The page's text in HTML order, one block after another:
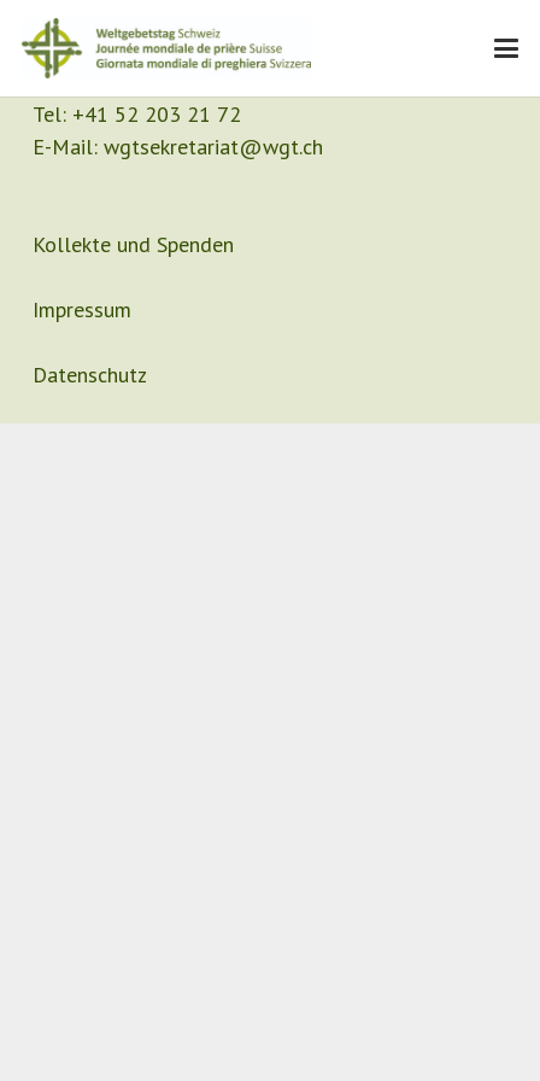
Kontakt
Sekretariat
Tel: +41 52 203 21 72
E-Mail: wgtsekretariat@wgt.ch
Kollekte und Spenden
Impressum
Datenschutz